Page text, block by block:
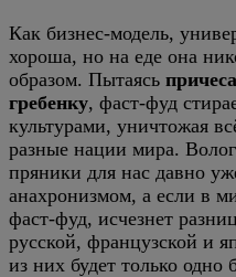
Как бизнес-модель,
хороша, но на еде она
образом. Пытаясь
гребенку, фаст-фуд
культурами, уничтожая
разные нации мира.
пряники для нас давно
анахронизмом, а если в
фаст-фуд, исчезнет
русской, французской и
из них будет только